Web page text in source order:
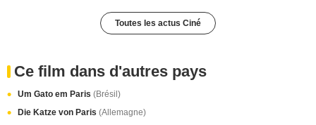
Toutes les actus Ciné
Ce film dans d'autres pays
Um Gato em Paris (Brésil)
Die Katze von Paris (Allemagne)